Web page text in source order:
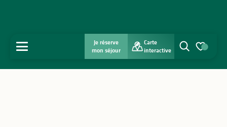
Je réserve
mon séjour
Carte
interactive